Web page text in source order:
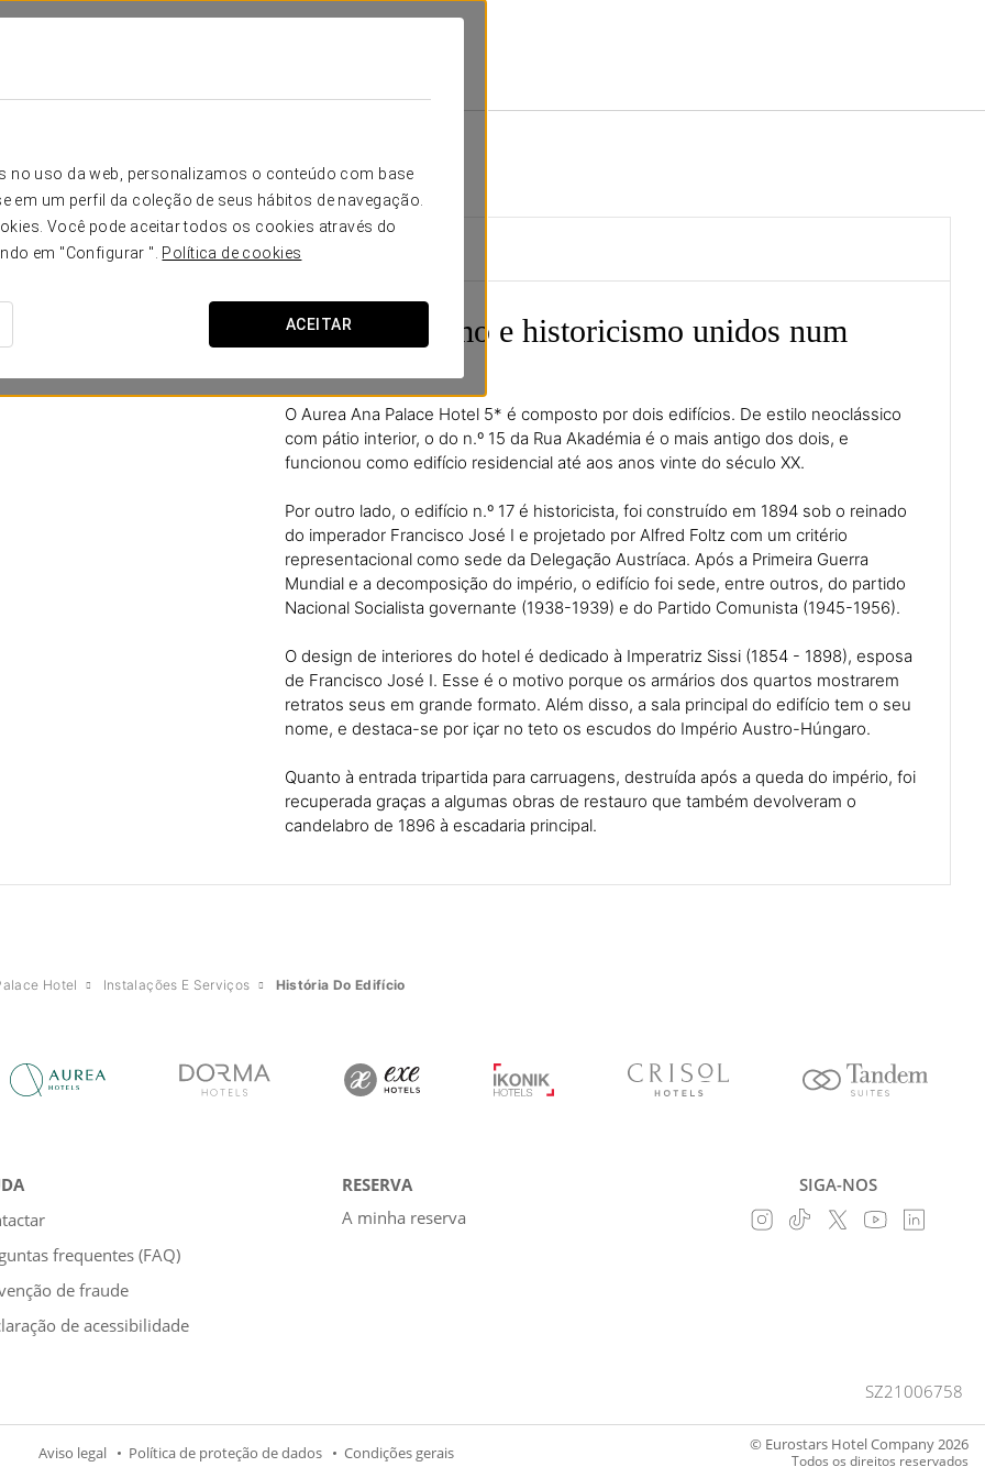
uso da web, personalizamos o conteúdo com base
um perfil da coleção de seus hábitos de navegação.
Você pode aceitar todos os cookies através do
em "Configurar ". Política de cookies
ACEITAR
Neoclassicismo e historicismo unidos num
O Aurea Ana Palace Hotel 5* é composto por dois edifícios. De estilo neoclássico
com pátio interior, o do n.º 15 da Rua Akadémia é o mais antigo dos dois, e
funcionou como edifício residencial até aos anos vinte do século XX.
Por outro lado, o edifício n.º 17 é historicista, foi construído em 1894 sob o reinado
do imperador Francisco José I e projetado por Alfred Foltz com um critério
representacional como sede da Delegação Austríaca. Após a Primeira Guerra
Mundial e a decomposição do império, o edifício foi sede, entre outros, do partido
Nacional Socialista governante (1938-1939) e do Partido Comunista (1945-1956).
O design de interiores do hotel é dedicado à Imperatriz Sissi (1854 - 1898), esposa
de Francisco José I. Esse é o motivo porque os armários dos quartos mostrarem
retratos seus em grande formato. Além disso, a sala principal do edifício tem o seu
nome, e destaca-se por içar no teto os escudos do Império Austro-Húngaro.
Quanto à entrada tripartida para carruagens, destruída após a queda do império, foi
recuperada graças a algumas obras de restauro que também devolveram o
candelabro de 1896 à escadaria principal.
Hotel Instalações E Serviços História Do Edifício
frequentes (FAQ)
de fraude
de acessibilidade
RESERVA
A minha reserva
SIGA-NOS
SZ21006758
Aviso legal Política de proteção de dados Condições gerais © Eurostars Hotel Company 2026
Todos os direitos reservados